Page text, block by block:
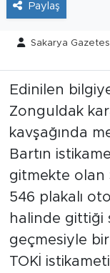
Paylaş
Sakarya
Edinilen
Zonguldak
kavşağında
Bartın
gitmekte olan
546 plakalı
halinde gittiği
geçmesiyle
TOKİ
Teknoloji